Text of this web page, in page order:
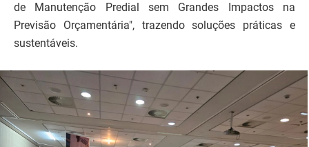
de Manutenção Predial sem Grandes Impactos na
Previsão Orçamentária", trazendo soluções práticas e
sustentáveis.